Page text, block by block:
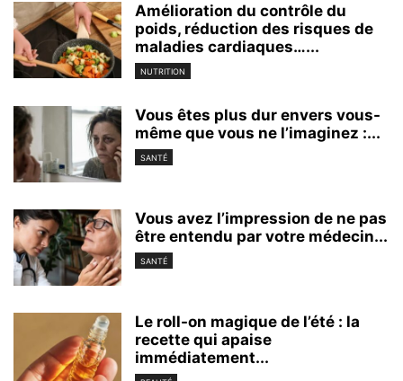
Amélioration du contrôle du
poids, réduction des risques de
maladies cardiaques…...
NUTRITION
Vous êtes plus dur envers vous-
même que vous ne l’imaginez :...
SANTÉ
Vous avez l’impression de ne pas
être entendu par votre médecin...
SANTÉ
Le roll-on magique de l’été : la
recette qui apaise
immédiatement...